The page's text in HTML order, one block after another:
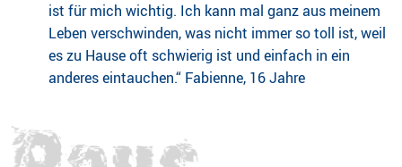
ist für mich wichtig. Ich kann mal ganz aus meinem
Leben verschwinden, was nicht immer so toll ist, weil
es zu Hause oft schwierig ist und einfach in ein
anderes eintauchen.“ Fabienne, 16 Jahre